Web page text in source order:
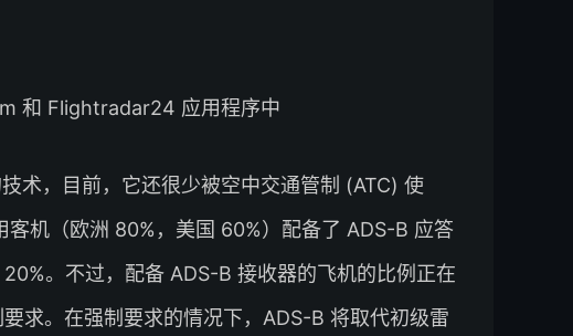
和 Flightradar24 应用程序中
术，目前，它还很少被空中交通管制 (ATC) 使
机（欧洲 80%，美国 60%）配备了 ADS-B 应答
。不过，配备 ADS-B 接收器的飞机的比例正在
求。在强制要求的情况下，ADS-B 将取代初级雷